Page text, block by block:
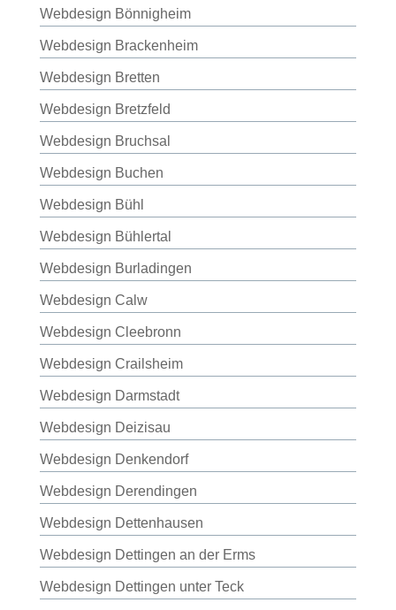
Webdesign Bönnigheim
Webdesign Brackenheim
Webdesign Bretten
Webdesign Bretzfeld
Webdesign Bruchsal
Webdesign Buchen
Webdesign Bühl
Webdesign Bühlertal
Webdesign Burladingen
Webdesign Calw
Webdesign Cleebronn
Webdesign Crailsheim
Webdesign Darmstadt
Webdesign Deizisau
Webdesign Denkendorf
Webdesign Derendingen
Webdesign Dettenhausen
Webdesign Dettingen an der Erms
Webdesign Dettingen unter Teck